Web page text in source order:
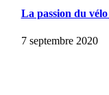
La passion du
7 septembre 2020